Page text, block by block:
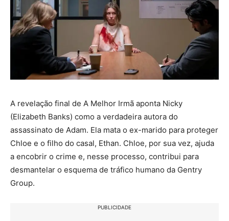
A revelação final de A Melhor Irmã aponta Nicky
(Elizabeth Banks) como a verdadeira autora do
assassinato de Adam. Ela mata o ex-marido para proteger
Chloe e o filho do casal, Ethan. Chloe, por sua vez, ajuda
a encobrir o crime e, nesse processo, contribui para
desmantelar o esquema de tráfico humano da Gentry
Group.
PUBLICIDADE